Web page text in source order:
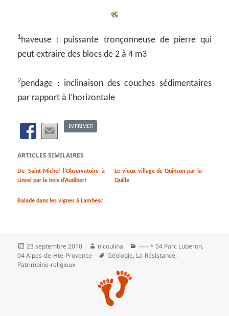
1haveuse : puissante tronçonneuse de pierre qui
peut extraire des blocs de 2 à 4 m3
2pendage : inclinaison des couches sédimentaires
par rapport à l’horizontale
IMPRIMER
ARTICLES SIMILAIRES
De Saint-Michel l’Observatoire à
Lincel par le bois d’Audibert
Le vieux village de Quinson par la
Quille
Balade dans les vignes à Lambesc
Publié
le
23 septembre 2010 Auteur
nicoulina Catégories
----- * 04 Parc Luberon,
04 Alpes-de-Hte-Provence
Mots-
clés
Géologie, La-Résistance,
Patrimoine-religieux